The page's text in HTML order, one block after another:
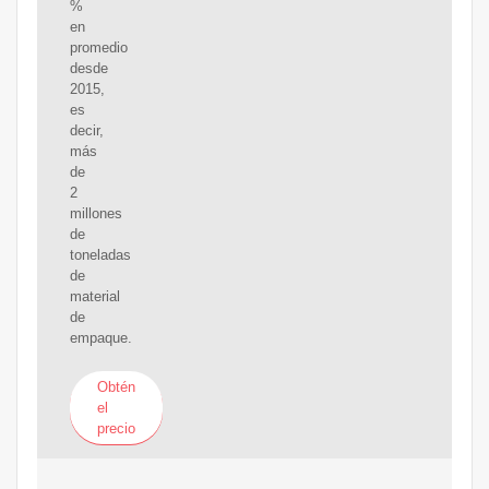
%
en
promedio
desde
2015,
es
decir,
más
de
2
millones
de
toneladas
de
material
de
empaque.
Obtén
el
precio